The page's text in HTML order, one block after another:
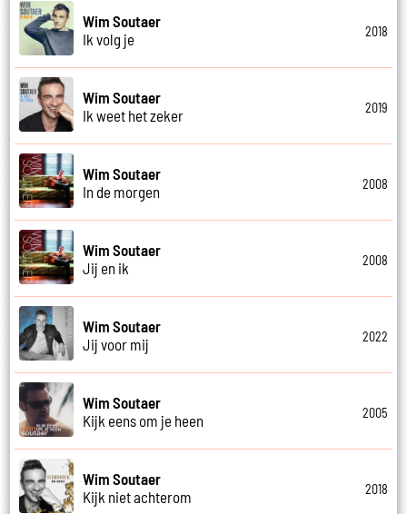
Wim Soutaer
Ik volg je
2018
Wim Soutaer
Ik weet het zeker
2019
Wim Soutaer
In de morgen
2008
Wim Soutaer
Jij en ik
2008
Wim Soutaer
Jij voor mij
2022
Wim Soutaer
Kijk eens om je heen
2005
Wim Soutaer
Kijk niet achterom
2018